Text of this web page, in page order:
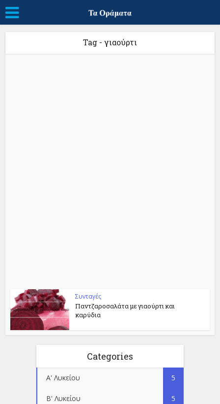
Tag - γιαούρτι
Συνταγές
Παντζαροσαλάτα με γιαούρτι και
καρύδια
Categories
Α' Λυκείου 5
Β' Λυκείου 5